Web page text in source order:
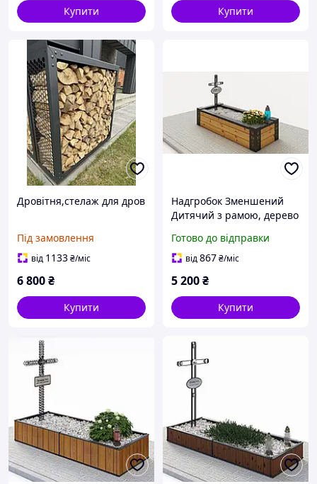
Купити Купити
Дровітня,стелаж для дров
Під замовлення
від 1133₴/міс
6 800₴
Купити
Надгробок Зменшений
Дитячий з рамою, дерево
Готово до відправки
від867₴/міс
5 200₴
Купити